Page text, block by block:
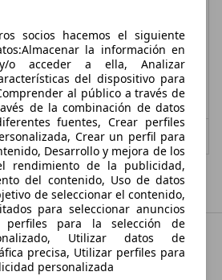
Ocasión
Gasolina
- (g/km)
las últimas ofertas
socios hacemos el siguiente
la información en
o acceder a ella, Analizar
del dispositivo para
al público a través de
de la combinación de datos
fuentes, Crear perfiles
Crear un perfil para
Desarrollo y mejora de los
rendimiento de la publicidad,
del contenido, Uso de datos
de seleccionar el contenido,
para seleccionar anuncios
perfiles para la selección de
Utilizar datos de
precisa, Utilizar perfiles para
personalizada